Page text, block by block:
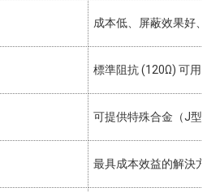
成本低、屏蔽效果好、
標準阻抗 (120Ω) 可用
可提供特殊合金（J型、
最具成本效益的解決方案